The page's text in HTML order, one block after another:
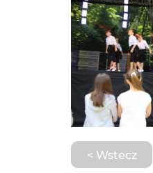
< Wstecz